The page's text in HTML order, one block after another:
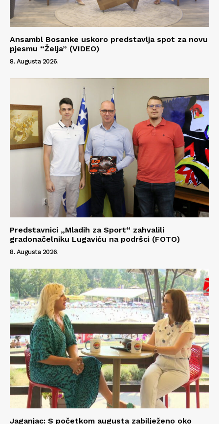
Info
O nama
Impressum
Ansambl Bosanke uskoro predstavlja spot za novu
pjesmu “Želja” (VIDEO)
8. Augusta 2026.
Predstavnici „Mladih za Sport“ zahvalili
gradonačelniku Lugaviću na podršci (FOTO)
8. Augusta 2026.
Jaganjac: S početkom augusta zabilježeno oko